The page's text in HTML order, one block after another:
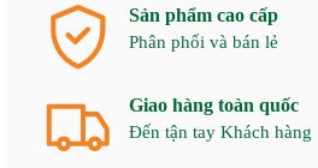
Sản phẩm cao cấp
Phân phối và bán lẻ
Giao hàng toàn quốc
Đến tận tay Khách hàng